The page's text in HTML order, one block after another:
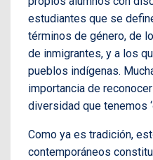
estudiantes que se
términos de género, de
de inmigrantes, y a los
pueblos indígenas.
importancia de
diversidad que tenemos
Como ya es tradición,
contemporáneos